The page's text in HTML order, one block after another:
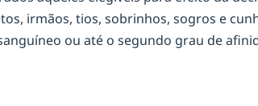
irmãos, tios, sobrinhos, sogros e
ou até o segundo grau de